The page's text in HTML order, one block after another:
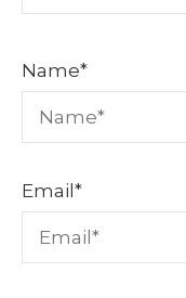
Name*
Email*